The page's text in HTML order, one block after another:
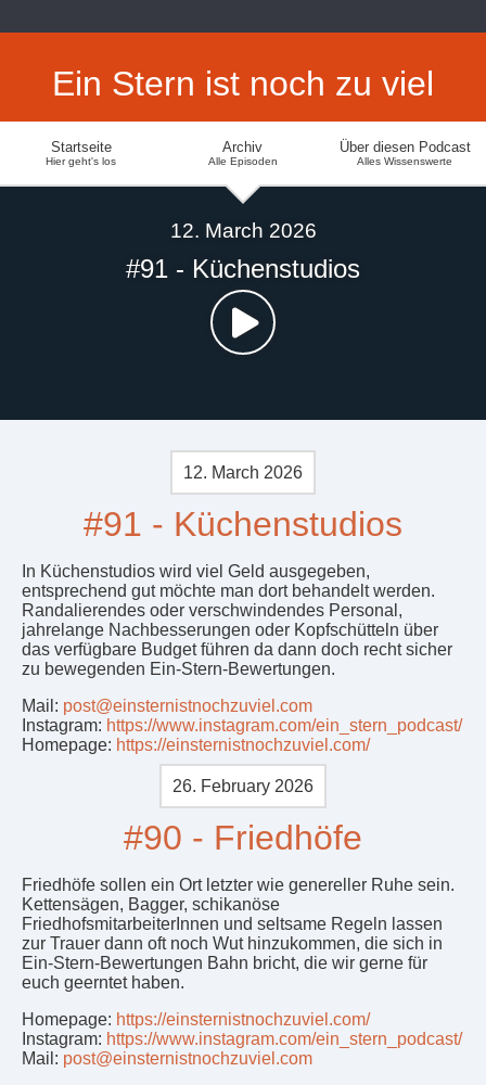
Ein Stern ist noch zu viel
Startseite
Hier geht's los
Archiv
Alle Episoden
Über diesen Podcast
Alles Wissenswerte
12. March 2026
#91 - Küchenstudios
12. March 2026
#91 - Küchenstudios
In Küchenstudios wird viel Geld ausgegeben,
entsprechend gut möchte man dort behandelt werden.
Randalierendes oder verschwindendes Personal,
jahrelange Nachbesserungen oder Kopfschütteln über
das verfügbare Budget führen da dann doch recht sicher
zu bewegenden Ein-Stern-Bewertungen.
Mail: post@einsternistnochzuviel.com
Instagram: https://www.instagram.com/ein_stern_podcast/
Homepage: https://einsternistnochzuviel.com/
26. February 2026
#90 - Friedhöfe
Friedhöfe sollen ein Ort letzter wie genereller Ruhe sein.
Kettensägen, Bagger, schikanöse
FriedhofsmitarbeiterInnen und seltsame Regeln lassen
zur Trauer dann oft noch Wut hinzukommen, die sich in
Ein-Stern-Bewertungen Bahn bricht, die wir gerne für
euch geerntet haben.
Homepage: https://einsternistnochzuviel.com/
Instagram: https://www.instagram.com/ein_stern_podcast/
Mail: post@einsternistnochzuviel.com